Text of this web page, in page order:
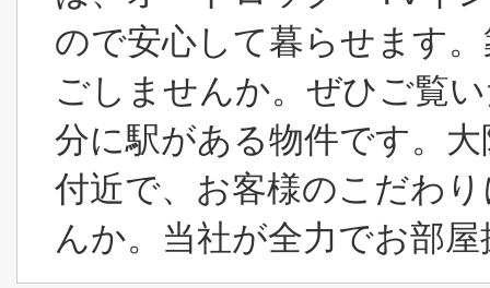
ので安心して暮らせます
ごしませんか。ぜひご覧
分に駅がある物件です。
付近で、お客様のこだわ
んか。当社が全力でお部